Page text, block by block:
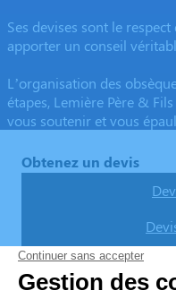
Ses devises sont le
apporter un conseil
L’organisation des
étapes, Lemière Père &
vous soutenir et vous
Obtenez un devis